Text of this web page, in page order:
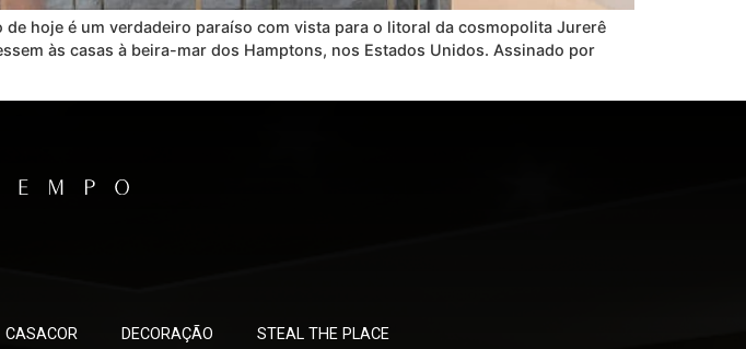
hoje é um verdadeiro paraíso com vista para o litoral da cosmopolita Jurerê
às casas à beira-mar dos Hamptons, nos Estados Unidos. Assinado por
CASACOR DECORAÇÃO STEAL THE PLACE